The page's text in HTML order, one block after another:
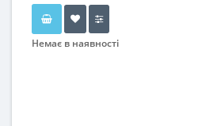
Немає в наявності